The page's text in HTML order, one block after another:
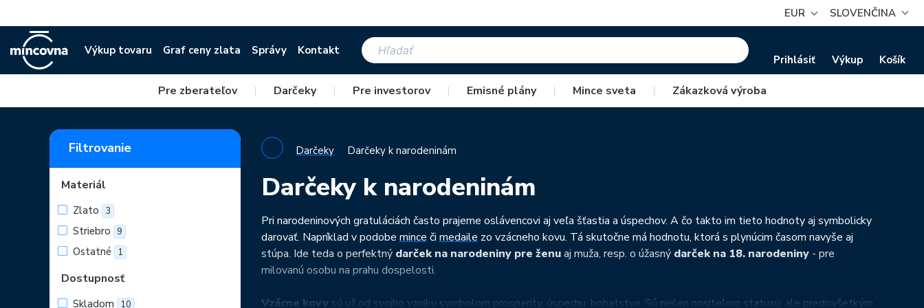
EUR SLOVENČINA
Výkup tovaru Graf ceny zlata Správy Kontakt
Prihlásiť Výkup Košík
Pre zberateľov | Darčeky | Pre investorov | Emisné plány | Mince sveta | Zákazková výroba
Filtrovanie
Materiál
Zlato 3
Striebro 9
Ostatné 1
Dostupnosť
Skladom 10
Darčeky Darčeky k narodeninám
Darčeky k narodeninám
Pri narodeninových gratuláciách často prajeme oslávencovi aj veľa šťastia a úspechov. A čo takto im tieto hodnoty aj symbolicky
darovať. Napríklad v podobe mince či medaile zo vzácneho kovu. Tá skutočne má hodnotu, ktorá s plynúcim časom navyše aj
stúpa. Ide teda o perfektný darček na narodeniny pre ženuaj muža, resp. o úžasný darček na 18. narodeniny- pre
milovanú osobu na prahu dospelosti.
Vzácne kovy sú už od svojho vzniku symbolom prosperity, úspechu, bohatstva. Sú nielen nositeľom statusu, ale predovšetkým